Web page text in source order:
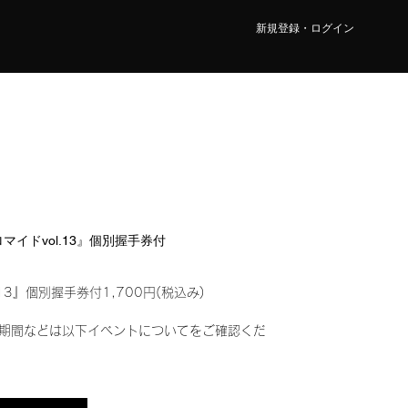
新規登録・ログイン
イドvol.13』個別握手券付
』個別握手券付1,700円(税込み)
間などは以下イベントについてをご確認くだ